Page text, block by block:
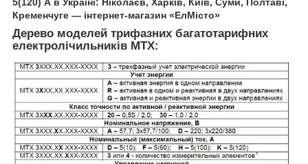
5(120) А в Україні: Ніколаєв, Харків, Київ, Суми, Полтаві,
Кременчуге — інтернет-магазин «ЕлМісто»
Дерево моделей трифазних багатотарифних
електролічильників MTX: